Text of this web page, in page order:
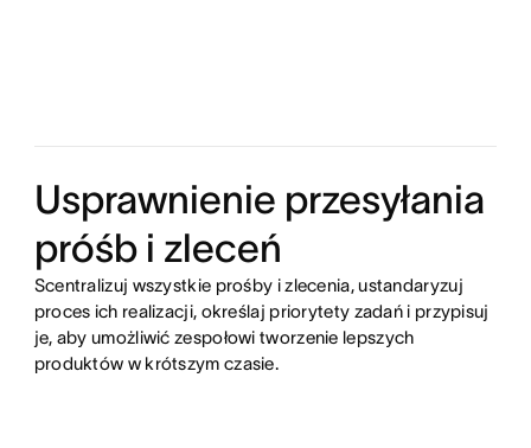
Usprawnienie przesyłania
próśb i zleceń
Scentralizuj wszystkie prośby i zlecenia, ustandaryzuj
proces ich realizacji, określaj priorytety zadań i przypisuj
je, aby umożliwić zespołowi tworzenie lepszych
produktów w krótszym czasie.